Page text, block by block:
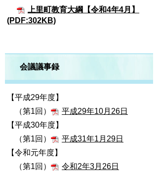
上里町教育大綱【令和4年4月】
(PDF:302KB)
会議議事録
【平成29年度】
（第1回）
平成29年10月26日
【平成30年度】
（第1回）
平成31年1月29日
【令和元年度】
（第1回）
令和2年3月26日